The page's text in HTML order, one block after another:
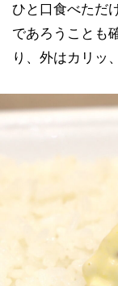
ひと口食べただ
であろうことも
り、外はカリッ